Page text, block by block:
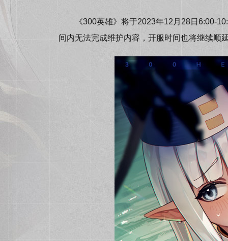
《300英雄》将于2023年12月28日6:00-
间内无法完成维护内容，开服时间也将继续顺